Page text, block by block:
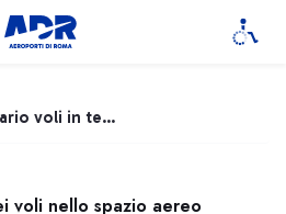
Orario voli in tempo reale
voli nello spazio aereo